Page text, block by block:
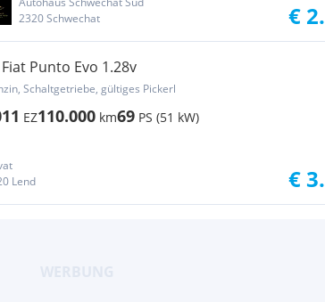
2320 Schwechat
€
Fiat Punto Evo 1.28v
Schaltgetriebe, gültiges Pickerl
EZ110.000 km69 PS (51 kW)
Lend
€